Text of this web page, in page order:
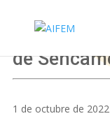
Aifem
de
1 de octubre de